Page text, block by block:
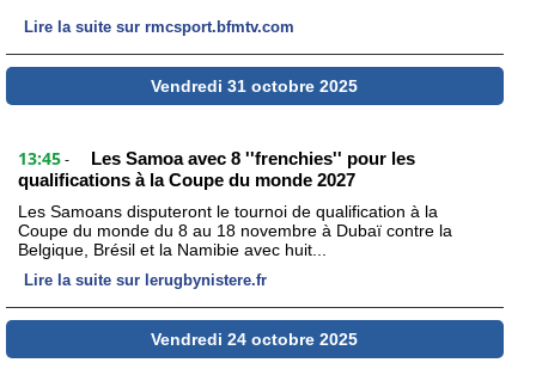
Lire la suite sur rmcsport.bfmtv.com
Vendredi 31 octobre 2025
13:45 -
Les Samoa avec 8 ''frenchies'' pour les
qualifications à la Coupe du monde 2027
Les Samoans disputeront le tournoi de qualification à la
Coupe du monde du 8 au 18 novembre à Dubaï contre la
Belgique, Brésil et la Namibie avec huit...
Lire la suite sur lerugbynistere.fr
Vendredi 24 octobre 2025